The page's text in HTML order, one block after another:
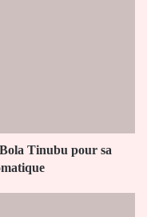
Tinubu pour sa